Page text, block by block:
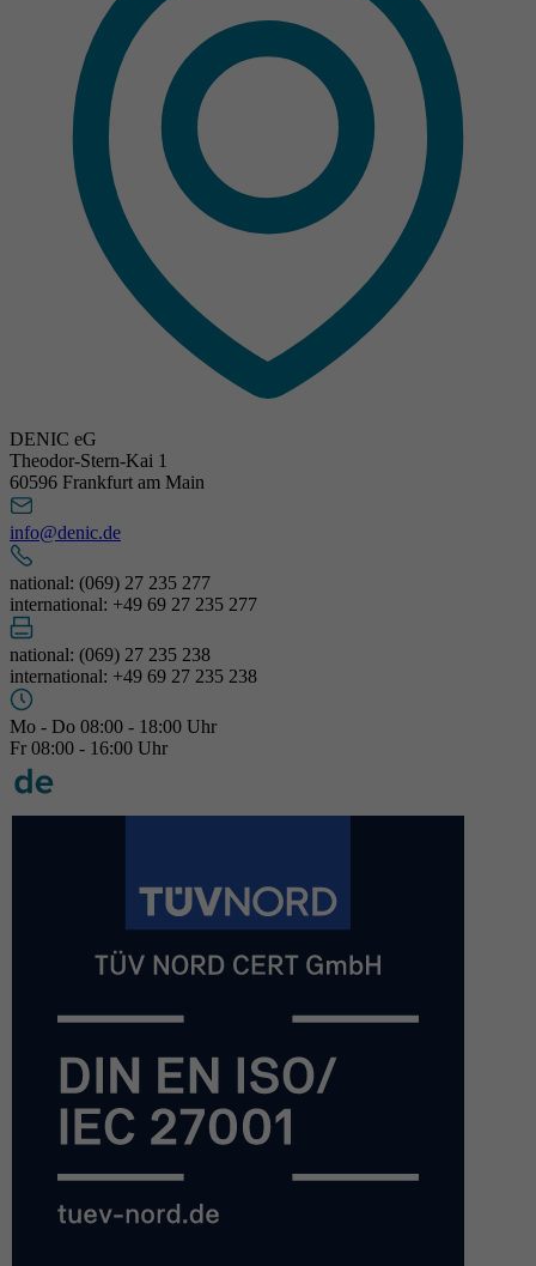
DENIC eG
Theodor-Stern-Kai 1
60596 Frankfurt am Main
info@denic.de
national: (069) 27 235 277
international: +49 69 27 235 277
national: (069) 27 235 238
international: +49 69 27 235 238
Mo - Do 08:00 - 18:00 Uhr
Fr 08:00 - 16:00 Uhr